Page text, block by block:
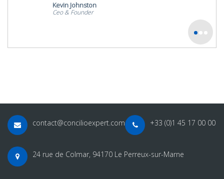
Kevin Johnston
Ceo & Founder
contact@concilioexpert.com +33 (0)1 45 17 00 00
24 rue de Colmar, 94170 Le Perreux-sur-Marne